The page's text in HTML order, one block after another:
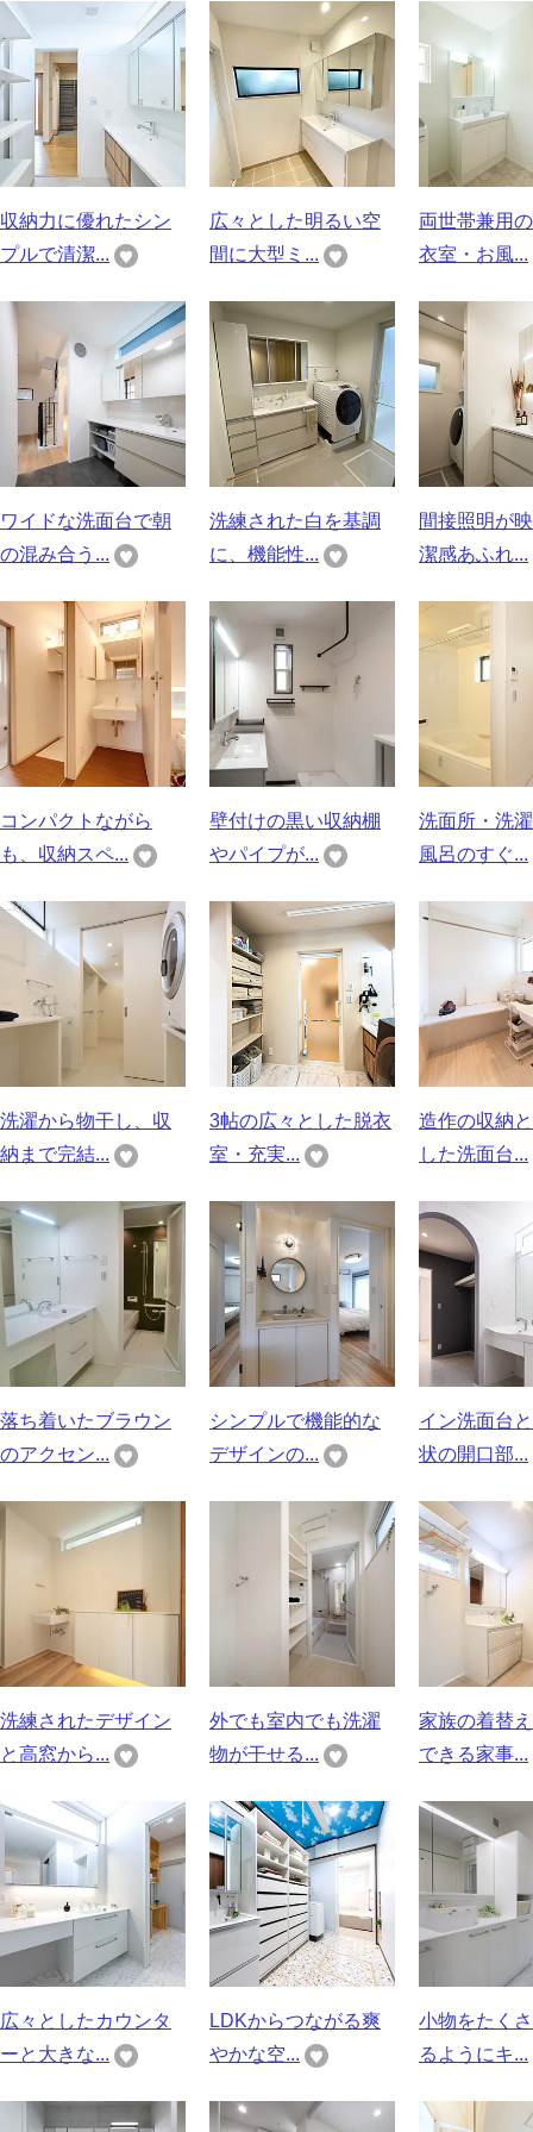
収納力に優れたシン
プルで清潔...
広々とした明るい空
間に大型ミ...
両世帯兼用
衣室・お風...
ワイドな洗面台で朝
の混み合う...
洗練された白を基調
に、機能性...
間接照明が
潔感あふれ...
コンパクトながら
も、収納スペ...
壁付けの黒い収納棚
やパイプが...
洗面所・洗
風呂のすぐ...
洗濯から物干し、収
納まで完結...
3帖の広々とした脱衣
室・充実...
造作の収納
した洗面台...
落ち着いたブラウン
のアクセン...
シンプルで機能的な
デザインの...
イン洗面台
状の開口部...
洗練されたデザイン
と高窓から...
外でも室内でも洗濯
物が干せる...
家族の着替
できる家事...
広々としたカウンタ
ーと大きな...
LDKからつながる爽
やかな空...
小物をたく
るようにキ...